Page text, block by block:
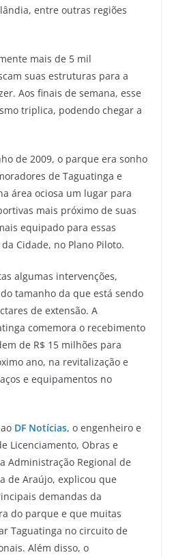
entre outras regiões
mais de 5 mil
suas estruturas para a
Aos finais de semana, esse
triplica, podendo chegar a
de 2009, o parque era sonho
de Taguatinga e
área ociosa um lugar para
mais próximo de suas
equipado para essas
Cidade, no Plano Piloto.
algumas intervenções,
tamanho da que está sendo
de extensão. A
comemora o recebimento
de R$ 15 milhões para
ano, na revitalização e
e equipamentos no
DF Notícias, o engenheiro e
Licenciamento, Obras e
Administração Regional de
de Araújo, explicou que
demandas da
do parque e que muitas
Taguatinga no circuito de
Além disso, o